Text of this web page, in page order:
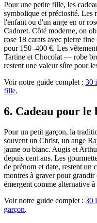
Pour une petite fille, les
symbolique et préciosité. Les
l'enfant ou d'un ange en or
Cadoret. Côté moderne, on
rose 18 carats avec pierre
pour 150–400 €. Les
Tartine et Chocolat — robe
restent une valeur sûre pour
Voir notre guide complet : 30
fille.
6. Cadeau pour le
Pour un petit garçon, la
souvent un Christ, un ange
jaune ou blanc. Augis et
depuis cent ans. Les
de prénom et date, restent un
montres à graver pour
émergent comme alternative
Voir notre guide complet : 30
garçon.